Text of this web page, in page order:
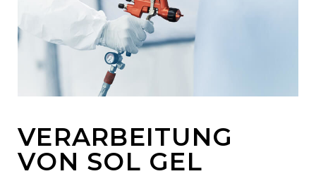
VERARBEITUNG
VON SOL GEL